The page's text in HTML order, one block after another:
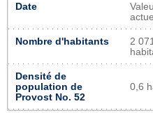
Date
Nombre d'habitants
2 071
Densité de
population de
Provost No. 52
0,6